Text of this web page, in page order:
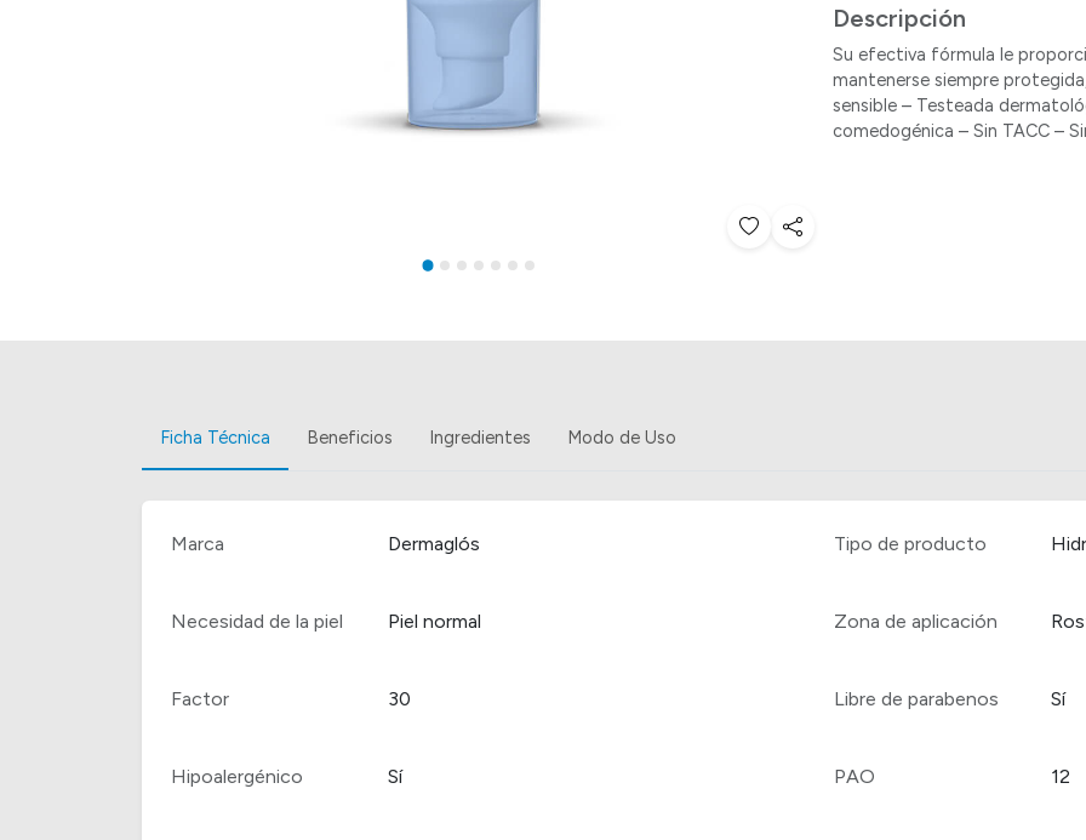
Descripción
Su efectiva fórmula le
mantenerse siempre
sensible – Testeada
comedogénica – Sin TACC –
Ficha Técnica Beneficios Ingredientes Modo de Uso
Marca Dermaglós Tipo de producto
Necesidad de la piel Piel normal Zona de aplicación
Factor 30 Libre de parabenos Sí
Hipoalergénico Sí PAO 12